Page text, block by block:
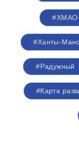
#Ханты-
#Радужный
#Карта